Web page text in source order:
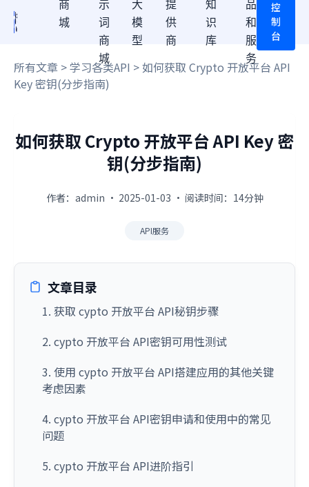
商
城
示
词
商
城
大
模
型
提
供
商
知
识
库
品
和
服
务
控
制
台
所有文章 >学习各类API > 如何获取 Crypto 开放平台 API
Key 密钥(分步指南)
如何获取 Crypto 开放平台 API Key 密
钥(分步指南)
作者：admin · 2025-01-03 · 阅读时间：14分钟
API服务
文章目录
1. 获取 cypto 开放平台 API秘钥步骤
2. cypto 开放平台 API密钥可用性测试
3. 使用 cypto 开放平台 API搭建应用的其他关键
考虑因素
4. cypto 开放平台 API密钥申请和使用中的常见
问题
5. cypto 开放平台 API进阶指引